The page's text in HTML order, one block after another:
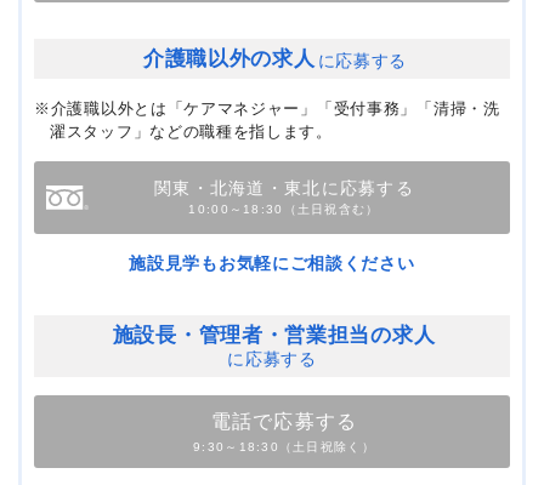
介護職以外の求人 に応募する
※介護職以外とは「ケアマネジャー」「受付事務」「清掃・洗
濯スタッフ」などの職種を指します。
関東・北海道・東北に応募する
10:00～18:30（土日祝含む）
施設見学もお気軽にご相談ください
施設長・管理者・営業担当の求人
に応募する
電話で応募する
9:30～18:30（土日祝除く）